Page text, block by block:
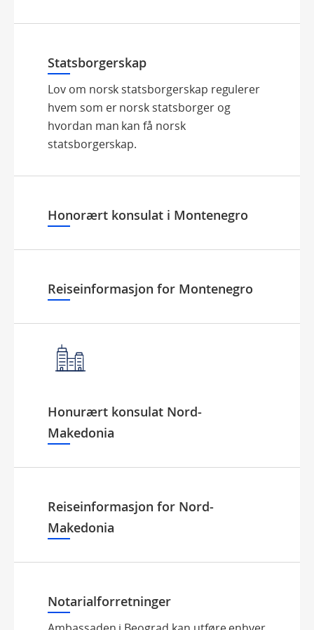
Statsborgerskap
Lov om norsk statsborgerskap regulerer
hvem som er norsk statsborger og
hvordan man kan få norsk
statsborgerskap.
Honorært konsulat i Montenegro
Reiseinformasjon for Montenegro
Honurært konsulat Nord-
Makedonia
Reiseinformasjon for Nord-
Makedonia
Notarialforretninger